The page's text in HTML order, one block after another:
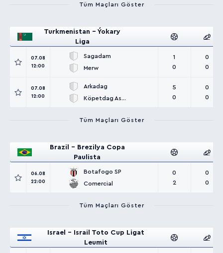
Tüm Maçları Göster
Turkmenistan - Ýokary
Liga
07.08
12:00
Sagadam
Merw
1
0
0
0
07.08
12:00
Arkadag
Köpetdag Asgabat
5
0
0
0
Tüm Maçları Göster
Brazil - Brezilya Copa
Paulista
06.08
22:00
Botafogo SP
Comercial
0
2
0
0
Tüm Maçları Göster
Israel - Israil Toto Cup Ligat
Leumit